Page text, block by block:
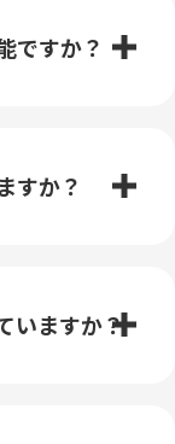
ですか？
すか？
いますか？